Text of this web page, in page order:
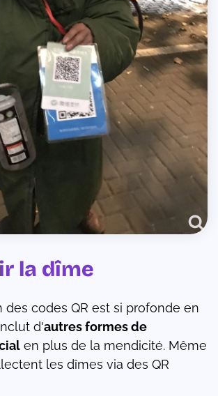
la dîme
des codes QR est si profonde en
d'autres formes de
en plus de la mendicité. Même
les dîmes via des QR